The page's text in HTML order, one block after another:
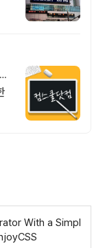
With a Simpl